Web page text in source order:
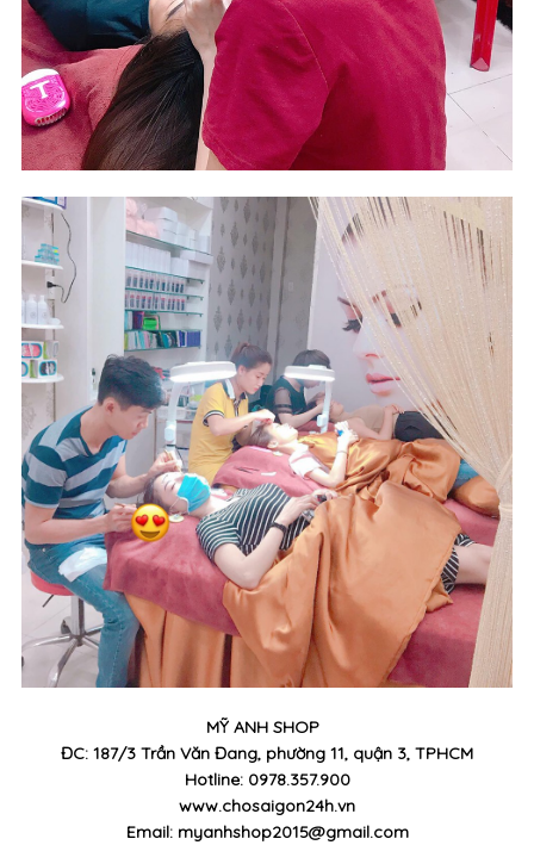
MỸ ANH SHOP
ĐC: 187/3 Trần Văn Đang, phường 11, quận 3, TPHCM
Hotline: 0978.357.900
www.chosaigon24h.vn
Email: myanhshop2015@gmail.com